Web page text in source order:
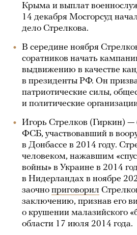
Крыма и выплат
14 декабря Мосгорсуд
дело Стрелкова.
В середине ноября
соратников начать
выдвижению в качестве
в президенты РФ. Он
патриотические силы,
и политические
Игорь Стрелков (Гиркин)
ФСБ, участвовавший в
в Донбассе в 2014 году.
человеком, нажавшим
войны» в Украине в 2014
в Нидерландах в ноябре
заочно приговорил
заключению, признав его
о крушении малазийского
области 17 июля 2014 года.